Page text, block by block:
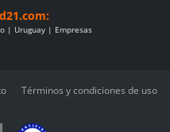
Uruguay Empresas
Términos y condiciones de uso